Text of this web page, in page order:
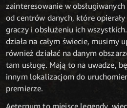
zainteresowanie w
od centrów danych, które
graczy i obsłużeniu ich
działa na całym świecie, musimy
również działać na danym
tam usługę. Mają to na uwadze,
innym lokalizacjom do
premierze.
Aeternum to miejsce legendy,